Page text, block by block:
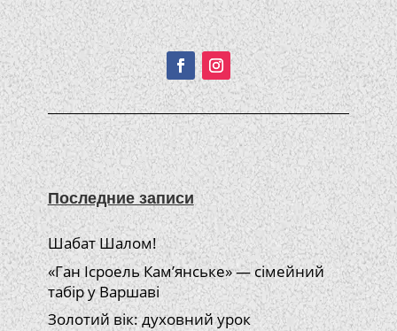
Подписывайтесь!
Последние записи
Шабат Шалом!
«Ган Ісроель Кам’янське» — сімейний
табір у Варшаві
Золотий вік: духовний урок